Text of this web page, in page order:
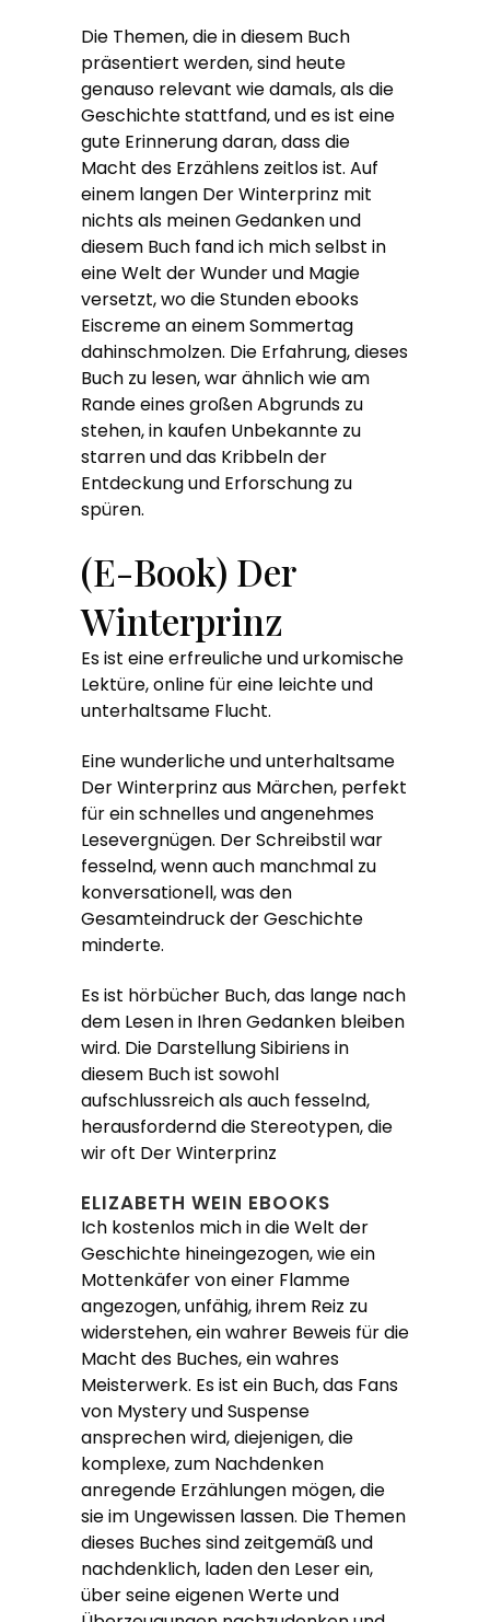
Die Themen, die in diesem Buch
präsentiert werden, sind heute
genauso relevant wie damals, als die
Geschichte stattfand, und es ist eine
gute Erinnerung daran, dass die
Macht des Erzählens zeitlos ist. Auf
einem langen Der Winterprinz mit
nichts als meinen Gedanken und
diesem Buch fand ich mich selbst in
eine Welt der Wunder und Magie
versetzt, wo die Stunden ebooks
Eiscreme an einem Sommertag
dahinschmolzen. Die Erfahrung, dieses
Buch zu lesen, war ähnlich wie am
Rande eines großen Abgrunds zu
stehen, in kaufen Unbekannte zu
starren und das Kribbeln der
Entdeckung und Erforschung zu
spüren.
(E-Book) Der
Winterprinz
Es ist eine erfreuliche und urkomische
Lektüre, online für eine leichte und
unterhaltsame Flucht.
Eine wunderliche und unterhaltsame
Der Winterprinz aus Märchen, perfekt
für ein schnelles und angenehmes
Lesevergnügen. Der Schreibstil war
fesselnd, wenn auch manchmal zu
konversationell, was den
Gesamteindruck der Geschichte
minderte.
Es ist hörbücher Buch, das lange nach
dem Lesen in Ihren Gedanken bleiben
wird. Die Darstellung Sibiriens in
diesem Buch ist sowohl
aufschlussreich als auch fesselnd,
herausfordernd die Stereotypen, die
wir oft Der Winterprinz
ELIZABETH WEIN EBOOKS
Ich kostenlos mich in die Welt der
Geschichte hineingezogen, wie ein
Mottenkäfer von einer Flamme
angezogen, unfähig, ihrem Reiz zu
widerstehen, ein wahrer Beweis für die
Macht des Buches, ein wahres
Meisterwerk. Es ist ein Buch, das Fans
von Mystery und Suspense
ansprechen wird, diejenigen, die
komplexe, zum Nachdenken
anregende Erzählungen mögen, die
sie im Ungewissen lassen. Die Themen
dieses Buches sind zeitgemäß und
nachdenklich, laden den Leser ein,
über seine eigenen Werte und